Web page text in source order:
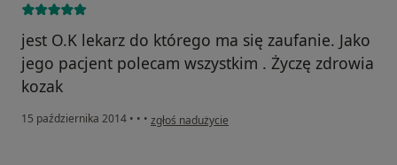
jest O.K lekarz do którego ma się zaufanie. Jako
jego pacjent polecam wszystkim . Życzę zdrowia
kozak
15 października 2014 • • • w opinii użytkownika Zbigniew Kozak
zgłoś nadużycie